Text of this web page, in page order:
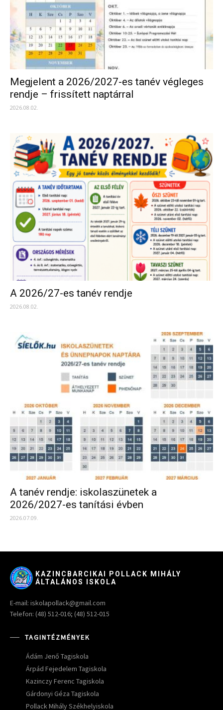
Megjelent a 2026/2027-es tanév végleges
rendje – frissített naptárral
2026.08.02.
A 2026/27-es tanév rendje
2026.08.02.
A tanév rendje: iskolaszünetek a
2026/2027-es tanítási évben
2026.07.09.
KAZINCBARCIKAI POLLACK MIHÁLY
ÁLTALÁNOS ISKOLA
E-mail: iskolapollack@gmail.com
Telefon: (48) 512-016; (48) 512-015
TAGINTÉZMÉNYEK
Ádám Jenő Tagiskola
Árpád Fejedelem Tagiskola
Kazinczy Ferenc Tagiskola
Gárdonyi Géza Tagiskola
Pollack Mihály Székhelyiskola